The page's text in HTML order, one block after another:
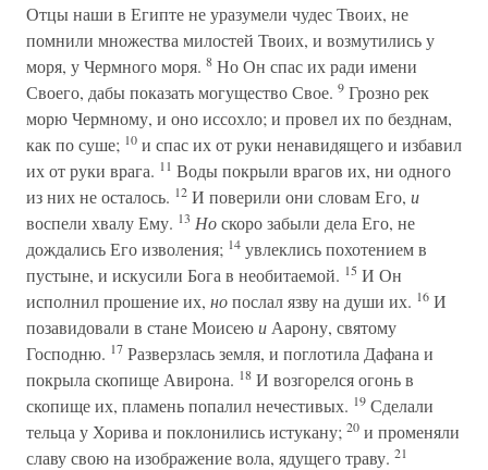
Отцы наши в Египте не уразумели чудес Твоих, не
помнили множества милостей Твоих, и возмутились у
моря, у Чермного моря. 8 Но Он спас их ради имени
Своего, дабы показать могущество Свое. 9 Грозно рек
морю Чермному, и оно иссохло; и провел их по безднам,
как по суше; 10 и спас их от руки ненавидящего и избавил
их от руки врага. 11 Воды покрыли врагов их, ни одного
из них не осталось. 12 И поверили они словам Его, и
воспели хвалу Ему. 13 Носкоро забыли дела Его, не
дождались Его изволения; 14 увлеклись похотением в
пустыне, и искусили Бога в необитаемой. 15 И Он
исполнил прошение их, нопослал язву на души их. 16 И
позавидовали в стане Моисеюи Аарону, святому
Господню. 17 Разверзлась земля, и поглотила Дафана и
покрыла скопище Авирона. 18 И возгорелся огонь в
скопище их, пламень попалил нечестивых. 19 Сделали
тельца у Хорива и поклонились истукану; 20 и променяли
славу свою на изображение вола, ядущего траву. 21